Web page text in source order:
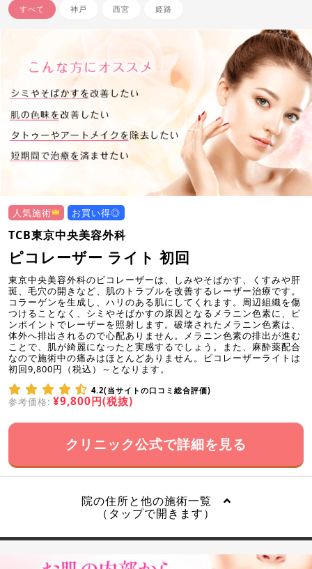
すべて 神戸 西宮 姫路
人気施術 お買い得◎
TCB東京中央美容外科
ピコレーザー ライト 初回
東京中央美容外科のピコレーザーは、しみやそばかす、くすみや肝
斑、毛穴の開きなど、肌のトラブルを改善するレーザー治療です。
コラーゲンを生成し、ハリのある肌にしてくれます。周辺組織を傷
つけることなく、シミやそばかすの原因となるメラニン色素に、ピ
ンポイントでレーザーを照射します。破壊されたメラニン色素は、
体外へ排出されるので心配ありません。メラニン色素の排出が進む
ことで、肌が綺麗になったと実感するでしょう。また、麻酔薬配合
なので施術中の痛みはほとんどありません。ピコレーザーライトは
初回9,800円（税込）～となります。
4.2(当サイトの口コミ総合評価)
参考価格: ¥9,800円(税抜)
クリニック公式で詳細を見る
院の住所と他の施術一覧
（タップで開きます）